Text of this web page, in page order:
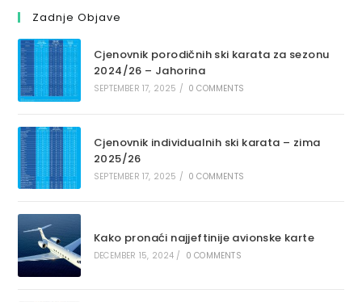
Zadnje Objave
Cjenovnik porodičnih ski karata za sezonu
2024/26 – Jahorina
SEPTEMBER 17, 2025 / 0 COMMENTS
Cjenovnik individualnih ski karata – zima
2025/26
SEPTEMBER 17, 2025 / 0 COMMENTS
Kako pronaći najjeftinije avionske karte
DECEMBER 15, 2024 / 0 COMMENTS